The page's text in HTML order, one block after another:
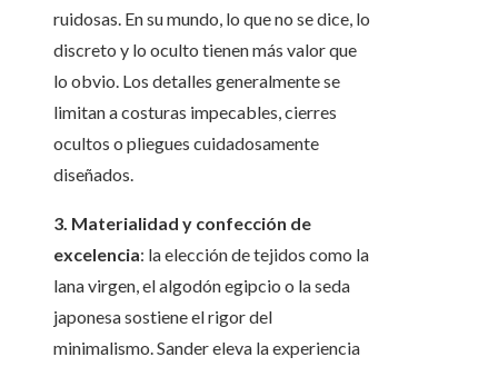
ruidosas. En su mundo, lo que no se dice, lo
discreto y lo oculto tienen más valor que
lo obvio. Los detalles generalmente se
limitan a costuras impecables, cierres
ocultos o pliegues cuidadosamente
diseñados.
3. Materialidad y confección de
excelencia: la elección de tejidos como la
lana virgen, el algodón egipcio o la seda
japonesa sostiene el rigor del
minimalismo. Sander eleva la experiencia